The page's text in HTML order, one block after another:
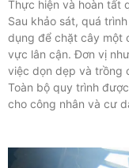
Thực hiện và hoàn tất
Sau khảo sát, quá
dụng để chặt cây một
vực lân cận. Đơn vị
việc dọn dẹp và trồng
Toàn bộ quy trình
cho công nhân và cư